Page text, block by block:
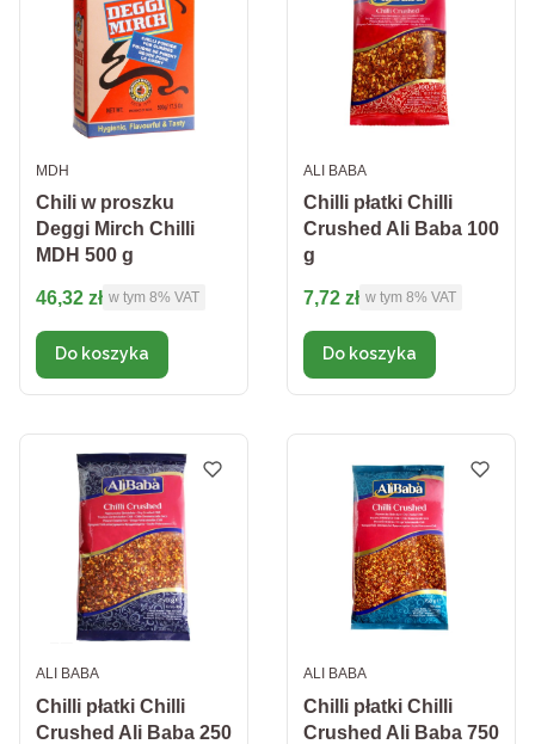
Chili w proszku
Deggi Mirch Chilli
MDH 500 g
PRODUCENT
MDH
Cena brutto
46,32 zł w tym %s VAT
w tym 8% VAT
Do koszyka
Chilli płatki Chilli
Crushed Ali Baba 100
g
PRODUCENT
ALI BABA
Cena brutto
7,72 zł w tym %s VAT
w tym 8% VAT
Do koszyka
Chilli płatki Chilli
Crushed Ali Baba 250
PRODUCENT
ALI BABA
Chilli płatki Chilli
Crushed Ali Baba 750
PRODUCENT
ALI BABA